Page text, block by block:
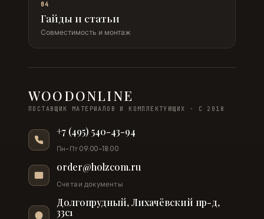
04
Гайды и статьи
Совместимость и монтаж
WOODONLINE
ПОСТАВЩИК МАТЕРИАЛОВ И КОМПЛЕКТУЮЩИХ · С 2018
+7 (495) 540-43-94
Пн–Пт 09:00–18:00
order@holzcom.ru
Счета и документы
Долгопрудный, Лихачёвский пр-д,
33с1